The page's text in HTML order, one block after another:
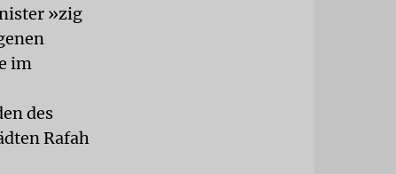
»zig
im
des
Rafah